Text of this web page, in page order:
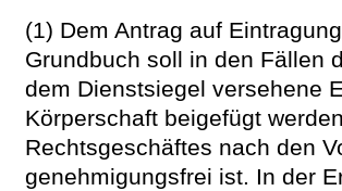
(1) Dem Antrag auf
Grundbuch soll in den Fällen
dem Dienstsiegel versehene
Körperschaft beigefügt
Rechtsgeschäftes nach den
genehmigungsfrei ist. In der